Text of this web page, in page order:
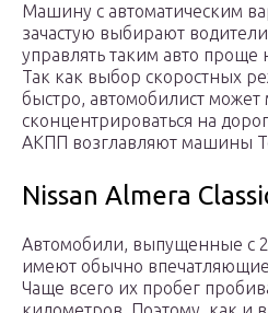
Машину с автоматическим
зачастую выбирают
управлять таким авто
Так как выбор скоростных
быстро, автомобилист может
сконцентрироваться на
АКПП возглавляют машины
Nissan Almera
Автомобили, выпущенные с
имеют обычно
Чаще всего их пробег